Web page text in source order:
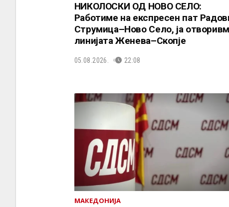
НИКОЛОСКИ ОД НОВО СЕЛО:
Работиме на експресен пат
Струмица–Ново Село, ја
линијата Женева–Скопје
05.08.2026. 22:08
МАКЕДОНИЈА